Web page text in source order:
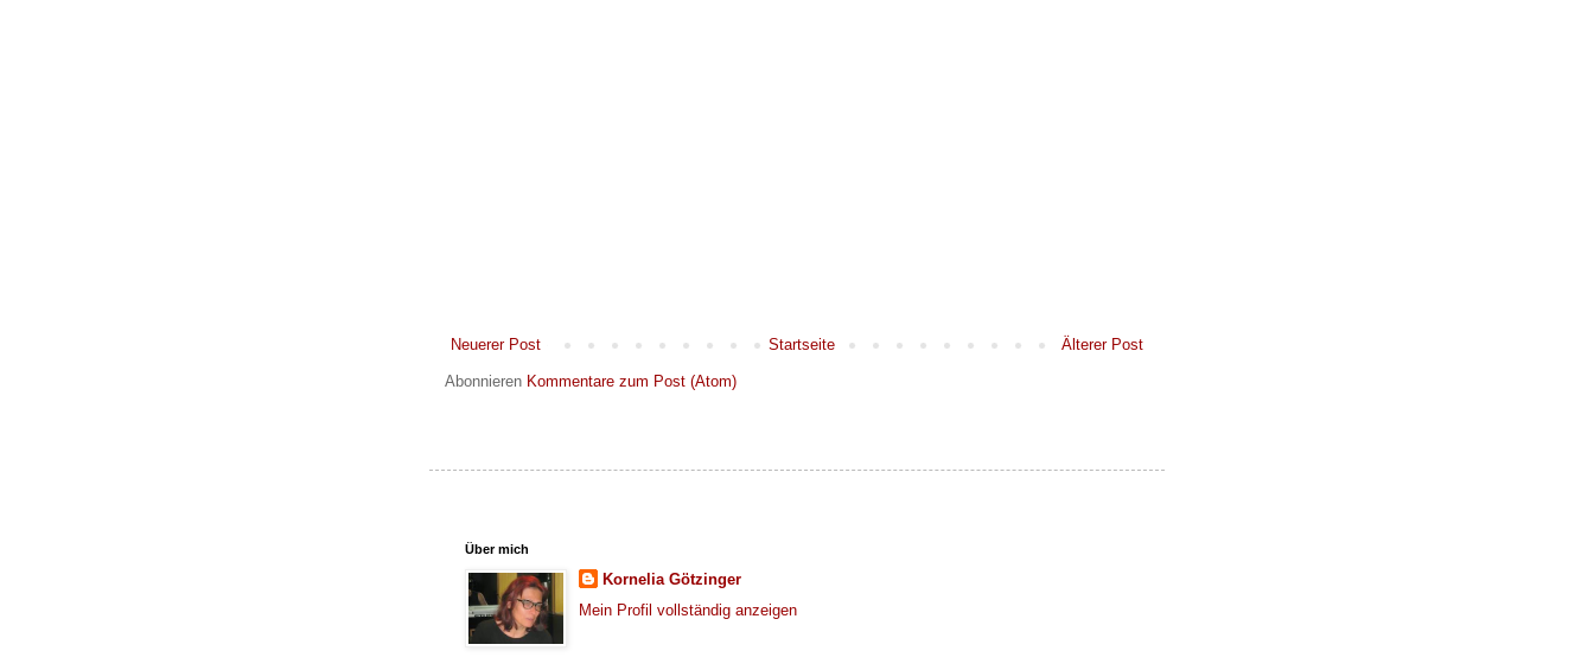
Neuerer Post Älterer Post
Startseite
Abonnieren Kommentare zum Post (Atom)
Über mich
Kornelia Götzinger
Mein Profil vollständig anzeigen